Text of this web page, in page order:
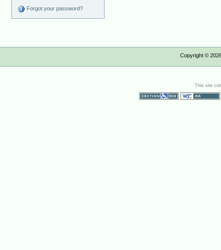
Forgot your password?
Copyright ©
This site